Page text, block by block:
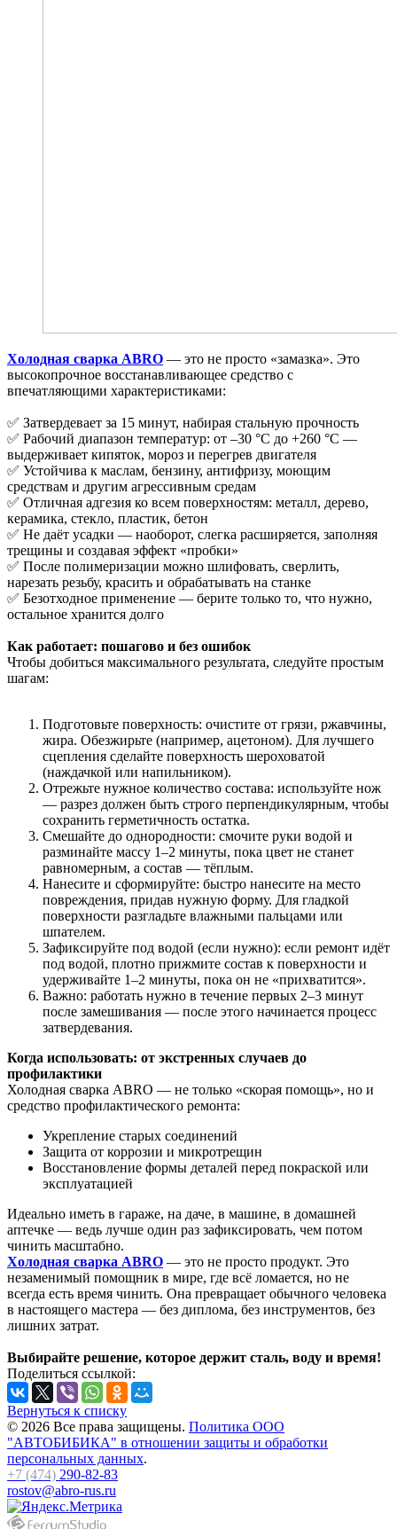
Холодная сварка ABRO — это не просто «замазка». Это
высокопрочное восстанавливающее средство с
впечатляющими характеристиками:
✅ Затвердевает за 15 минут, набирая стальную прочность
✅ Рабочий диапазон температур: от –30 °C до +260 °C —
выдерживает кипяток, мороз и перегрев двигателя
✅ Устойчива к маслам, бензину, антифризу, моющим
средствам и другим агрессивным средам
✅ Отличная адгезия ко всем поверхностям: металл, дерево,
керамика, стекло, пластик, бетон
✅ Не даёт усадки — наоборот, слегка расширяется, заполняя
трещины и создавая эффект «пробки»
✅ После полимеризации можно шлифовать, сверлить,
нарезать резьбу, красить и обрабатывать на станке
✅ Безотходное применение — берите только то, что нужно,
остальное хранится долго
Как работает: пошагово и без ошибок
Чтобы добиться максимального результата, следуйте простым
шагам:
Подготовьте поверхность: очистите от грязи, ржавчины,
жира. Обезжирьте (например, ацетоном). Для лучшего
сцепления сделайте поверхность шероховатой
(наждачкой или напильником).
Отрежьте нужное количество состава: используйте нож
— разрез должен быть строго перпендикулярным, чтобы
сохранить герметичность остатка.
Смешайте до однородности: смочите руки водой и
разминайте массу 1–2 минуты, пока цвет не станет
равномерным, а состав — тёплым.
Нанесите и сформируйте: быстро нанесите на место
повреждения, придав нужную форму. Для гладкой
поверхности разгладьте влажными пальцами или
шпателем.
Зафиксируйте под водой (если нужно): если ремонт идёт
под водой, плотно прижмите состав к поверхности и
удерживайте 1–2 минуты, пока он не «прихватится».
Важно: работать нужно в течение первых 2–3 минут
после замешивания — после этого начинается процесс
затвердевания.
Когда использовать: от экстренных случаев до
профилактики
Холодная сварка ABRO — не только «скорая помощь», но и
средство профилактического ремонта:
Укрепление старых соединений
Защита от коррозии и микротрещин
Восстановление формы деталей перед покраской или
эксплуатацией
Идеально иметь в гараже, на даче, в машине, в домашней
аптечке — ведь лучше один раз зафиксировать, чем потом
чинить масштабно.
Холодная сварка ABRO — это не просто продукт. Это
незаменимый помощник в мире, где всё ломается, но не
всегда есть время чинить. Она превращает обычного человека
в настоящего мастера — без диплома, без инструментов, без
лишних затрат.
Выбирайте решение, которое держит сталь, воду и время!
Поделиться ссылкой:
Вернуться к списку
© 2026 Все права защищены. Политика ООО
"АВТОБИБИКА" в отношении защиты и обработки
персональных данных.
+7 (474) 290-82-83
rostov@abro-rus.ru